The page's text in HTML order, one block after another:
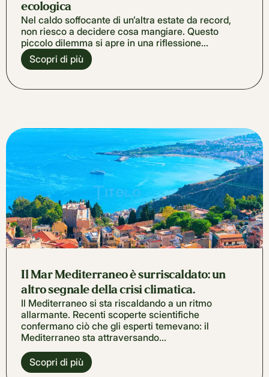
ecologica
Nel caldo soffocante di un’altra estate da record,
non riesco a decidere cosa mangiare. Questo
piccolo dilemma si apre in una riflessione...
Scopri di più
Il Mar Mediterraneo è surriscaldato: un
altro segnale della crisi climatica.
Il Mediterraneo si sta riscaldando a un ritmo
allarmante. Recenti scoperte scientifiche
confermano ciò che gli esperti temevano: il
Mediterraneo sta attraversando...
Scopri di più